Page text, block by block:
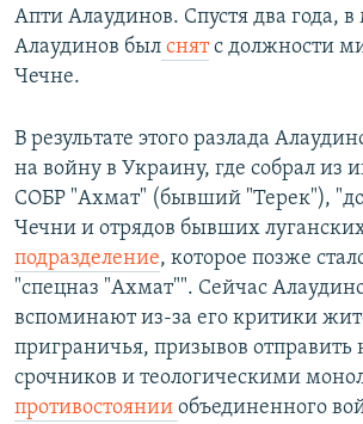
Апти Алаудинов. Спустя два года, в
Алаудинов был снятс должности
Чечне.
В результате этого разлада
на войну в Украину, где собрал из
СОБР "Ахмат" (бывший "Терек"),
Чечни и отрядов бывших
подразделение, которое позже
"спецназ "Ахмат"". Сейчас
вспоминают из-за его критики
приграничья, призывов отправить
срочников и теологическими
противостоянии объединенного